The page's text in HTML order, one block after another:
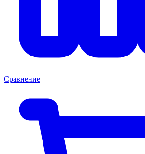
Сравнение